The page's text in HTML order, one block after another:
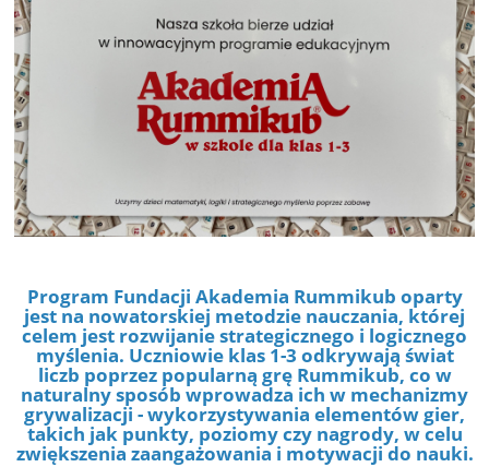
Program Fundacji Akademia Rummikub oparty
jest na nowatorskiej metodzie nauczania, której
celem jest rozwijanie strategicznego i logicznego
myślenia. Uczniowie klas 1-3 odkrywają świat
liczb poprzez popularną grę Rummikub, co w
naturalny sposób wprowadza ich w mechanizmy
grywalizacji - wykorzystywania elementów gier,
takich jak punkty, poziomy czy nagrody, w celu
zwiększenia zaangażowania i motywacji do nauki.